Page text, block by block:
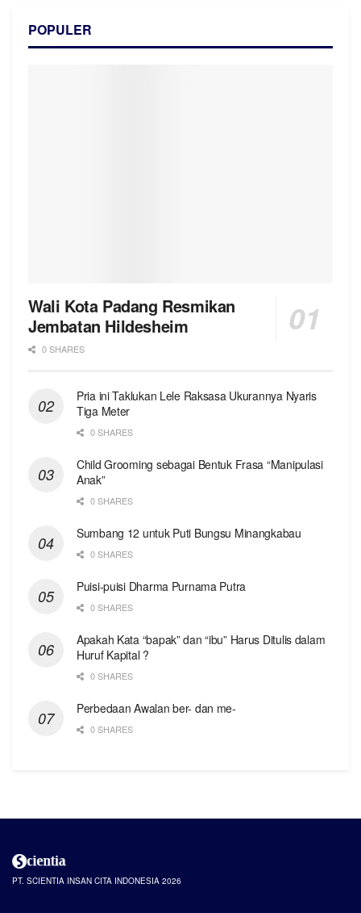
POPULER
Wali Kota Padang Resmikan
Jembatan Hildesheim
0 SHARES
Pria ini Taklukan Lele Raksasa Ukurannya Nyaris
Tiga Meter
0 SHARES
Child Grooming sebagai Bentuk Frasa “Manipulasi
Anak”
0 SHARES
Sumbang 12 untuk Puti Bungsu Minangkabau
0 SHARES
Puisi-puisi Dharma Purnama Putra
0 SHARES
Apakah Kata “bapak” dan “ibu” Harus Ditulis dalam
Huruf Kapital ?
0 SHARES
Perbedaan Awalan ber- dan me-
0 SHARES
PT. SCIENTIA INSAN CITA INDONESIA 2026